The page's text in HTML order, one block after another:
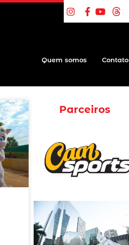
Quem somos Contato
Parceiros